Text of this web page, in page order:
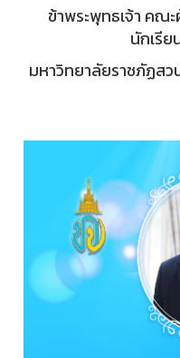
ข้าพระพุทธเจ้า คณ
นักเรี
มหาวิทยาลัยราชภัฏส